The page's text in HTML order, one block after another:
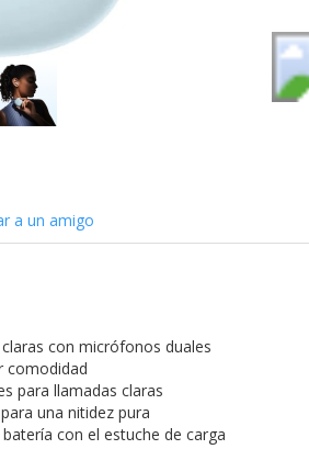
a un amigo
con micrófonos duales
comodidad
para llamadas claras
una nitidez pura
con el estuche de carga